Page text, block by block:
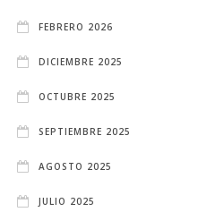
FEBRERO 2026
DICIEMBRE 2025
OCTUBRE 2025
SEPTIEMBRE 2025
AGOSTO 2025
JULIO 2025